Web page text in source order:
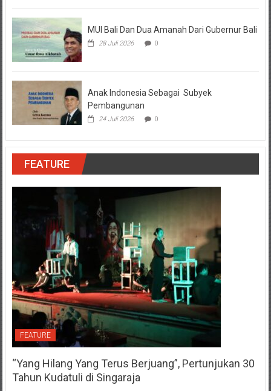
MUI Bali Dan Dua Amanah Dari Gubernur Bali
28 Juli 2026 0
Anak Indonesia Sebagai Subyek
Pembangunan
24 Juli 2026 0
FEATURE
FEATURE
“Yang Hilang Yang Terus Berjuang”, Pertunjukan 30
Tahun Kudatuli di Singaraja